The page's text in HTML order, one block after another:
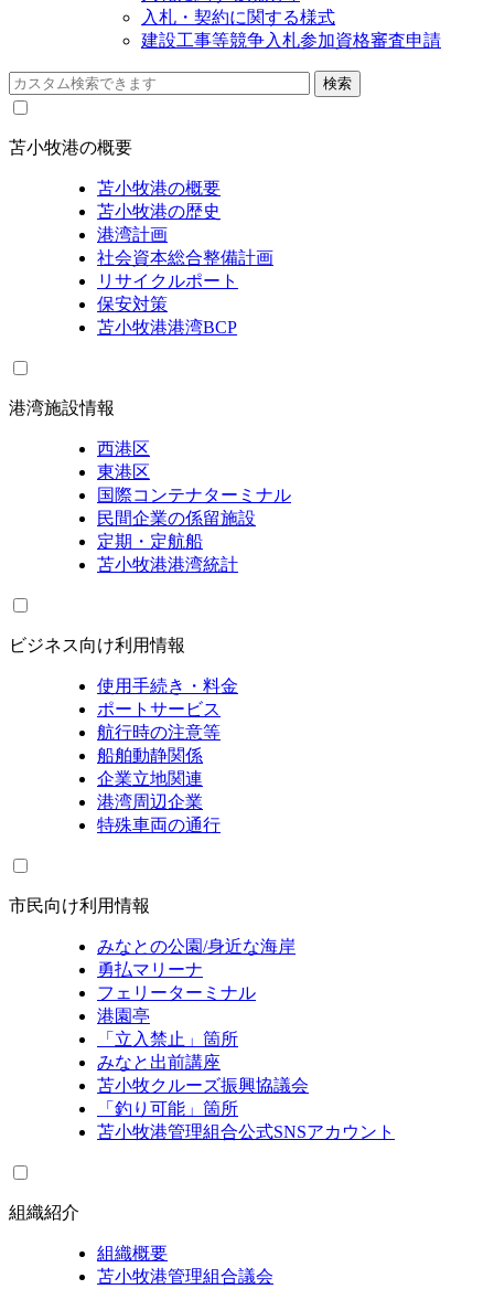
入札・契約に関する様式
建設工事等競争入札参加資格審査申請
苫小牧港の概要
苫小牧港の概要
苫小牧港の歴史
港湾計画
社会資本総合整備計画
リサイクルポート
保安対策
苫小牧港港湾BCP
港湾施設情報
西港区
東港区
国際コンテナターミナル
民間企業の係留施設
定期・定航船
苫小牧港港湾統計
ビジネス向け利用情報
使用手続き・料金
ポートサービス
航行時の注意等
船舶動静関係
企業立地関連
港湾周辺企業
特殊車両の通行
市民向け利用情報
みなとの公園/身近な海岸
勇払マリーナ
フェリーターミナル
港園亭
「立入禁止」箇所
みなと出前講座
苫小牧クルーズ振興協議会
「釣り可能」箇所
苫小牧港管理組合公式SNSアカウント
組織紹介
組織概要
苫小牧港管理組合議会